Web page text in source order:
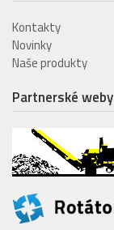
Kontakty
Novinky
Naše produkty
Partnerské weby